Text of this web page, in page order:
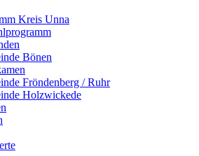
Kreis Unna
Bönen
Fröndenberg / Ruhr
Holzwickede